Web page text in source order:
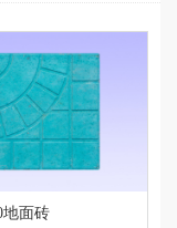
地面砖